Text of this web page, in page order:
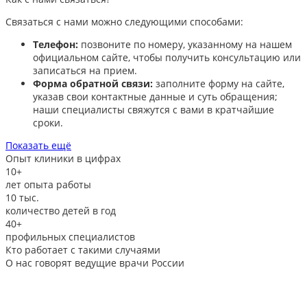
Связаться с нами можно следующими способами:​
Телефон: позвоните по номеру, указанному на нашем
официальном сайте, чтобы получить консультацию или
записаться на прием.​
Форма обратной связи: заполните форму на сайте,
указав свои контактные данные и суть обращения;
наши специалисты свяжутся с вами в кратчайшие
сроки.​
Показать ещё
Опыт клиники в цифрах
10+
лет опыта работы
10 тыс.
количество детей в год
40+
профильных специалистов
Кто работает с такими случаями
О нас говорят ведущие врачи России